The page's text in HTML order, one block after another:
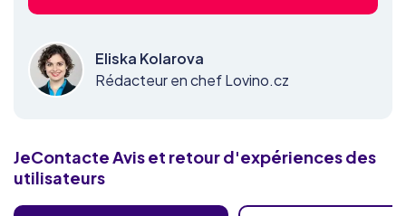
Eliska Kolarova
Rédacteur en chef Lovino.cz
JeContacteAvis et retour d'expériences des
utilisateurs